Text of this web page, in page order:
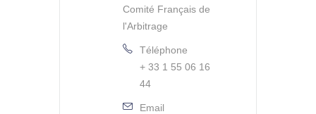
Comité Français de
l'Arbitrage
Téléphone
+ 33 1 55 06 16
44
Email